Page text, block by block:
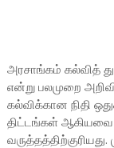
அரசாங்கம் கல்வித்
என்று பலமுறை
கல்விக்கான நிதி
திட்டங்கள் ஆகியவை